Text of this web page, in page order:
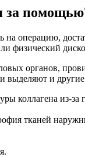
за
на операцию,
физический
органов,
выделяют и
коллагена из-за
тканей